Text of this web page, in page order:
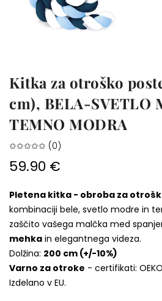
Kitka za otroško
cm), BELA-SVETLO
TEMNO MODRA
✩✩✩✩✩ (0)
59.90 €
Pletena kitka - obroba za
kombinaciji bele, svetlo modre in
zaščito vašega malčka med
mehka in elegantnega videza.
Dolžina: 200 cm (+/-10%)
Varno za otroke - certifikati:
Izdelano v EU.